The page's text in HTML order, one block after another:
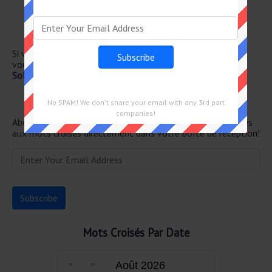
Fais l’innocent
Aurore Dupin à la ville
Si vous avez déjà résolu cet indice de mots croisés et que
vous recherchez le message principal, rendez-vous sur
Solution Le Monde Mots Croisés du 23 Juin 2026
Newsletter
Abonnez-vous ci-dessous et recevez les dernières réponses
aux mots croisés directement dans votre boîte de réception!
Mots Croisés Par Date
Août 2026
No SPAM! We don't share your email with any 3rd part
companies!